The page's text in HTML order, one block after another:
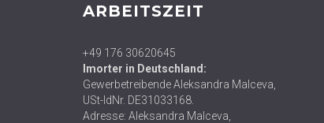
ARBEITSZEIT
+49 176 30620645
Imorter in Deutschland:
Gewerbetreibende Aleksandra Malceva,
USt-IdNr. DE31033168.
Adresse: Aleksandra Malceva,